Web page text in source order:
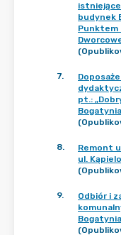
budynek
Punktem
7.
pt.:
8.
Remont
ul.
9.
Odbiór i
Bogatynia